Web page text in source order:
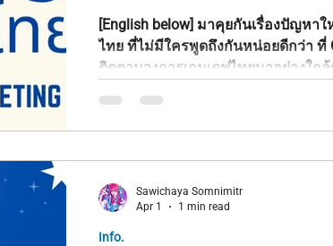
[English below] มาคุยกันเรื่องปัญหาใหญ่ของการตลาดเกม
ไทย ที่ไม่มีใครพูดถึงกันหน่อยดีกว่า ที่
ติดตามวงการเกมเดฟไทยมาอย่างใก
ดี้เดฟไทยจำนวนมาก ทำการตลาดแล
ภาษาไทยเกือบทั้งหมด เราเข้าใจดี
อุปสรรคสำคัญต่อความสำเร็จในระยะยาว การไปตลา
ไม่ใช่ “ท
Info.
Sawichaya Somnimitr
Apr 1
1 min read